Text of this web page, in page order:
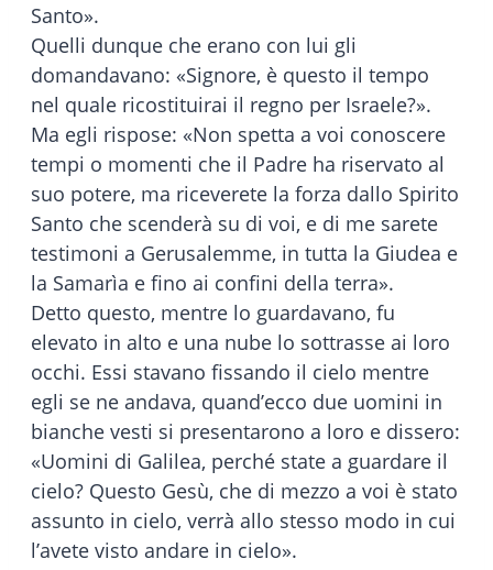
Santo».
Quelli dunque che erano con lui gli
domandavano: «Signore, è questo il tempo
nel quale ricostituirai il regno per Israele?».
Ma egli rispose: «Non spetta a voi conoscere
tempi o momenti che il Padre ha riservato al
suo potere, ma riceverete la forza dallo Spirito
Santo che scenderà su di voi, e di me sarete
testimoni a Gerusalemme, in tutta la Giudea e
la Samarìa e fino ai confini della terra».
Detto questo, mentre lo guardavano, fu
elevato in alto e una nube lo sottrasse ai loro
occhi. Essi stavano fissando il cielo mentre
egli se ne andava, quand’ecco due uomini in
bianche vesti si presentarono a loro e dissero:
«Uomini di Galilea, perché state a guardare il
cielo? Questo Gesù, che di mezzo a voi è stato
assunto in cielo, verrà allo stesso modo in cui
l’avete visto andare in cielo».